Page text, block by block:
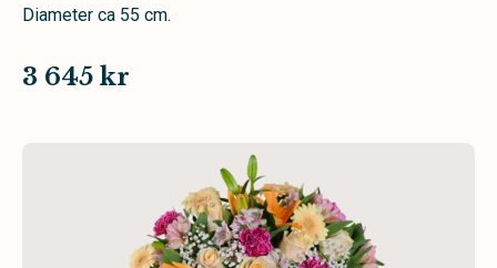
Diameter ca 55 cm.
3 645 kr